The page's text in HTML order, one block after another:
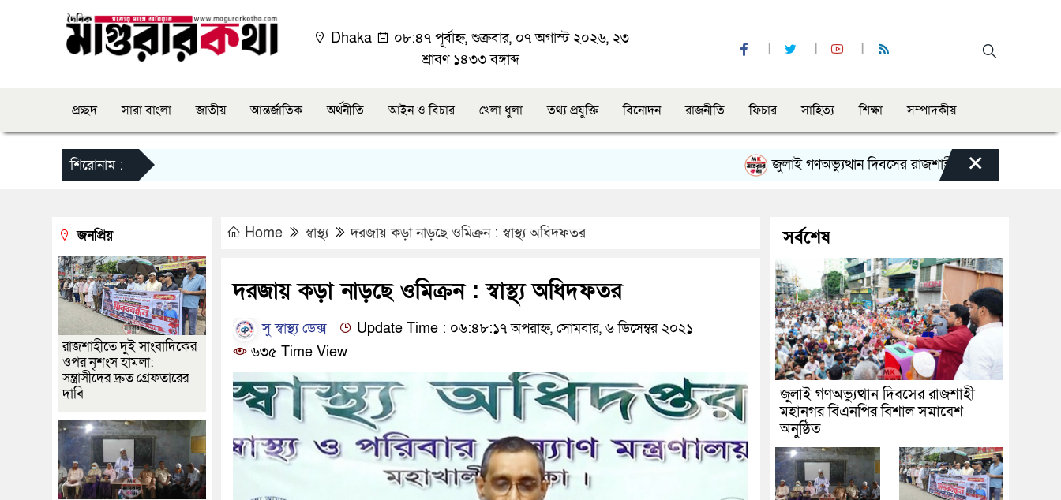
Dhaka
০৮:৪৭ পূর্বাহ্ন, শুক্রবার, ০৭ অগাস্ট ২০২৬, ২৩
শ্রাবণ ১৪৩৩ বঙ্গাব্দ
প্রচ্ছদ সারা বাংলা জাতীয় আন্তর্জাতিক অর্থনীতি আইন ও বিচার খেলা ধুলা তথ্য প্রযুক্তি বিনোদন রাজনীতি ফিচার সাহিত্য শিক্ষা সম্পাদকীয়
শিরোনাম : জুলাই গণঅভ্যুত্থান দিবসের রাজশাহী মহানগর বিএনপির বিশাল
×
Home স্বাস্থ্য দরজায় কড়া নাড়ছে ওমিক্রন : স্বাস্থ্য অধিদফতর
দরজায় কড়া নাড়ছে ওমিক্রন : স্বাস্থ্য অধিদফতর
সু স্বাস্থ্য ডেক্স
Update Time : ০৬:৪৮:১৭ অপরাহ্ন, সোমবার, ৬ ডিসেম্বর ২০২১
৬৩৫ Time View
জনপ্রিয়
রাজশাহীতে দুই সাংবাদিকের
ওপর নৃশংস হামলা:
সন্ত্রাসীদের দ্রুত গ্রেফতারের
দাবি
সর্বশেষ
জুলাই গণঅভ্যুত্থান দিবসের রাজশাহী
মহানগর বিএনপির বিশাল সমাবেশ
অনুষ্ঠিত